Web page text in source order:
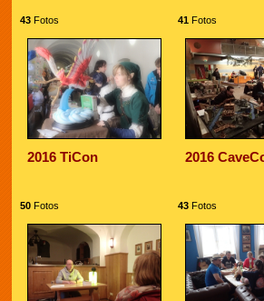
43Fotos 41Fotos
2016 TiCon
50Fotos
2016
43Fotos